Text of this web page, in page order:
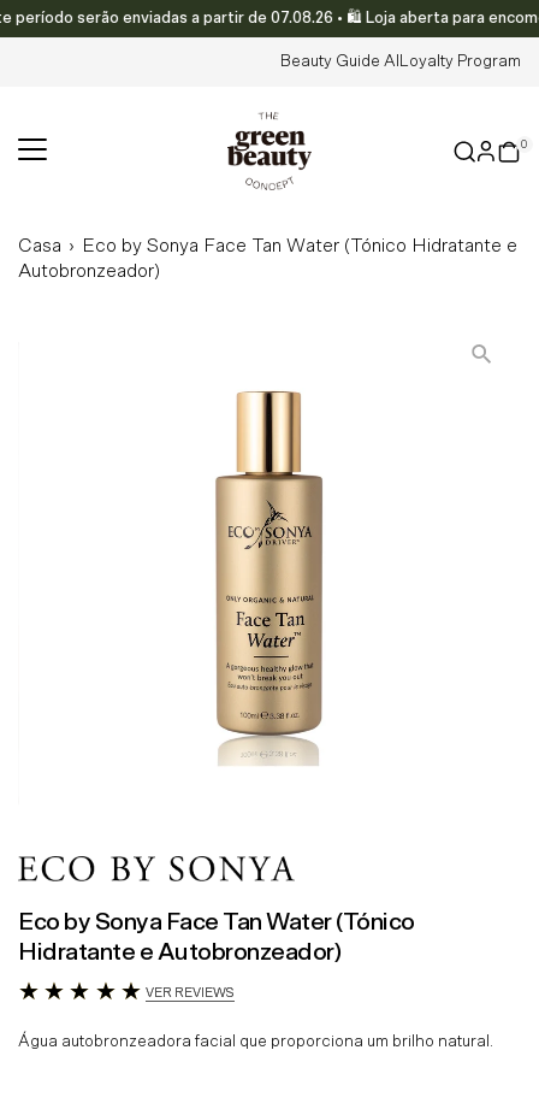
Translation missing: pt-PT.accessibility.skip_to_text
serão enviadas a partir de 07.08.26 • 🛍️ Loja aberta para
Beauty Guide AI Loyalty Program
0
Casa ›
Eco by Sonya Face Tan Water (Tónico Hidratante e
Autobronzeador)
Eco by Sonya Face Tan Water (Tónico
Hidratante e Autobronzeador)
VER REVIEWS
Água autobronzeadora facial que proporciona um brilho natural.